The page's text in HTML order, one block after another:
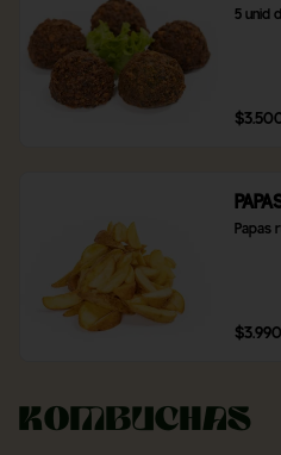
5 unid
Papas
$3.990
Kombuchas